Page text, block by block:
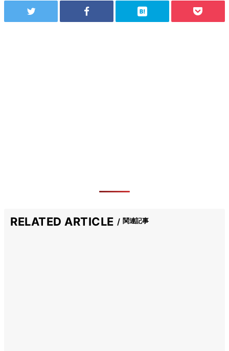
RELATED ARTICLE 関連記事